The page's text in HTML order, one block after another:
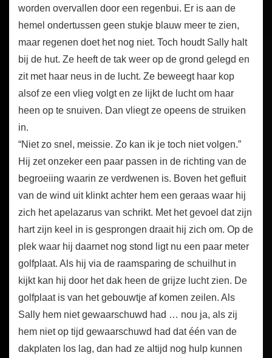
worden overvallen door een regenbui. Er is aan de
hemel ondertussen geen stukje blauw meer te zien,
maar regenen doet het nog niet. Toch houdt Sally halt
bij de hut. Ze heeft de tak weer op de grond gelegd en
zit met haar neus in de lucht. Ze beweegt haar kop
alsof ze een vlieg volgt en ze lijkt de lucht om haar
heen op te snuiven. Dan vliegt ze opeens de struiken
in.
“Niet zo snel, meissie. Zo kan ik je toch niet volgen.”
Hij zet onzeker een paar passen in de richting van de
begroeiing waarin ze verdwenen is. Boven het gefluit
van de wind uit klinkt achter hem een geraas waar hij
zich het apelazarus van schrikt. Met het gevoel dat zijn
hart zijn keel in is gesprongen draait hij zich om. Op de
plek waar hij daarnet nog stond ligt nu een paar meter
golfplaat. Als hij via de raamsparing de schuilhut in
kijkt kan hij door het dak heen de grijze lucht zien. De
golfplaat is van het gebouwtje af komen zeilen. Als
Sally hem niet gewaarschuwd had … nou ja, als zij
hem niet op tijd gewaarschuwd had dat één van de
dakplaten los lag, dan had ze altijd nog hulp kunnen